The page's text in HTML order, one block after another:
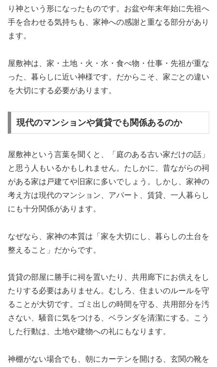
り神という形になったものです。お盆や年末年始に先祖へ
手を合わせる気持ちも、家神への感謝と重なる部分があり
ます。
屋敷神は、家・土地・火・水・食べ物・仕事・先祖が重な
った、暮らしに近い神様です。だからこそ、家ごとの違い
を大切にする必要があります。
現代のマンションや賃貸でも関係あるのか
屋敷神という言葉を聞くと、「庭のある古い家だけの話」
と思う人もいるかもしれません。たしかに、昔ながらの祠
がある家は戸建てや旧家に多いでしょう。しかし、家神の
考え方は現代のマンション、アパート、賃貸、一人暮らし
にも十分関係があります。
なぜなら、家神の本質は「家を大切にし、暮らしの土台を
整えること」だからです。
賃貸の部屋に勝手に祠を置いたり、共用廊下にお供えをし
たりする必要はありません。むしろ、住まいのルールを守
ることが大切です。ゴミ出しの時間を守る、共用部分を汚
さない、騒音に気をつける、ベランダを清潔にする。こう
した行動は、土地や建物への礼にもなります。
神棚がない場合でも、朝にカーテンを開ける、玄関の靴を